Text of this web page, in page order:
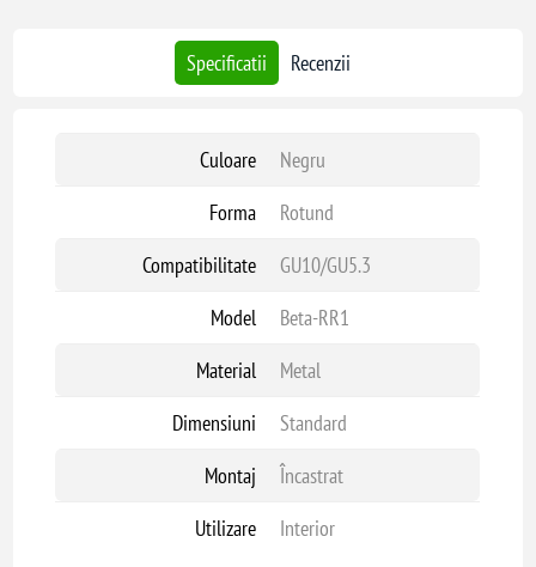
Specificatii Recenzii
Culoare
Negru
Forma
Rotund
Compatibilitate
GU10/GU5.3
Model
Beta-RR1
Material
Metal
Dimensiuni
Standard
Montaj
Încastrat
Utilizare
Interior